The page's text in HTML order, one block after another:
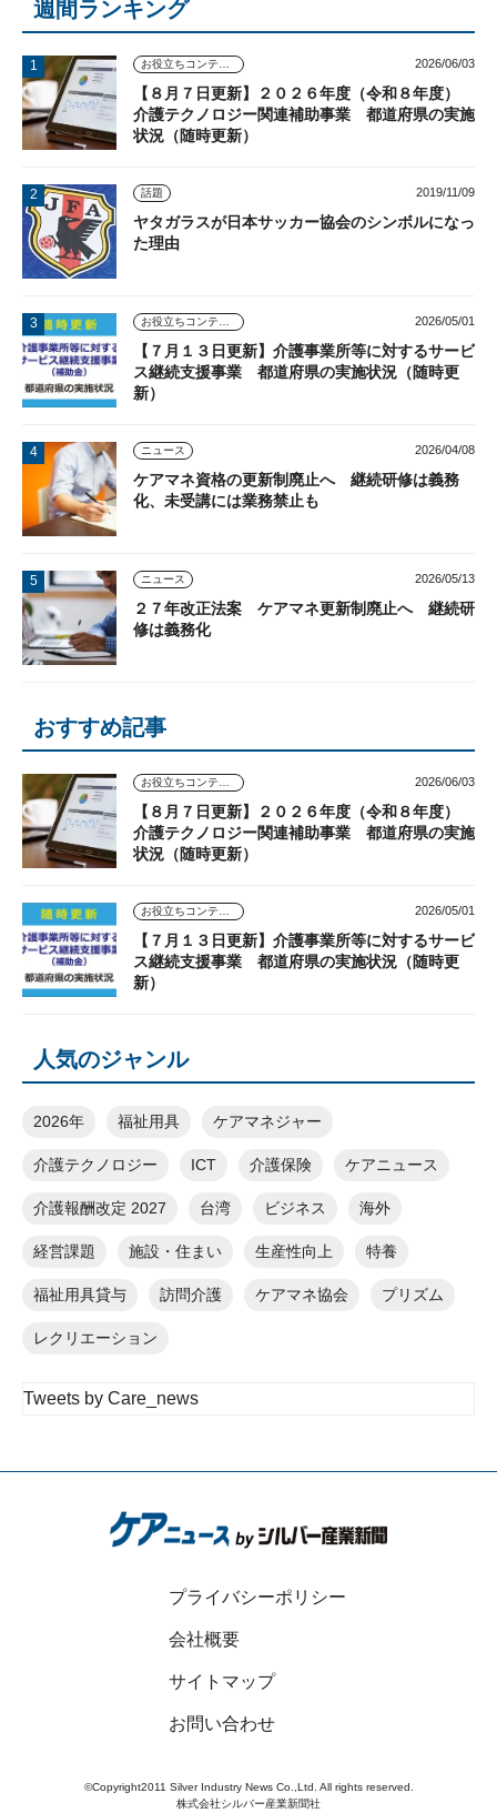
週間ランキング
2026/06/03
【８月７日更新】２０２６年度（令和８年度）
介護テクノロジー関連補助事業 都道府県の実施
状況（随時更新）
話題 2019/11/09
ヤタガラスが日本サッカー協会のシンボルになっ
た理由
2026/05/01
【７月１３日更新】介護事業所等に対するサービ
ス継続支援事業 都道府県の実施状況（随時更
新）
ニュース 2026/04/08
ケアマネ資格の更新制廃止へ 継続研修は義務
化、未受講には業務禁止も
ニュース 2026/05/13
２７年改正法案 ケアマネ更新制廃止へ 継続研
修は義務化
おすすめ記事
2026/06/03
【８月７日更新】２０２６年度（令和８年度）
介護テクノロジー関連補助事業 都道府県の実施
状況（随時更新）
2026/05/01
【７月１３日更新】介護事業所等に対するサービ
ス継続支援事業 都道府県の実施状況（随時更
新）
人気のジャンル
2026年 福祉用具 ケアマネジャー
介護テクノロジー ICT 介護保険 ケアニュース
介護報酬改定 2027 台湾 ビジネス 海外
経営課題 施設・住まい 生産性向上 特養
福祉用具貸与 訪問介護 ケアマネ協会 プリズム
レクリエーション
Tweets by Care_news
プライバシーポリシー
会社概要
サイトマップ
お問い合わせ
©Copyright2011 Silver Industry News Co.,Ltd. All rights reserved.
株式会社シルバー産業新聞社